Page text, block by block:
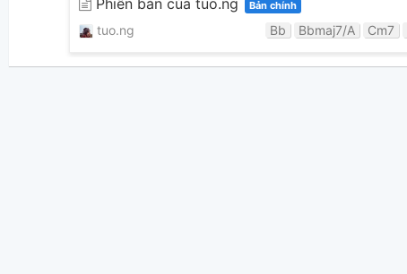
Phiên bản của tuo.ng Bản chính
tuo.ng Bb Bbmaj7/A Cm7